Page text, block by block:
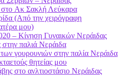
στo Ακ Σακλή Λεύκαρα
(Από την χειρόγραφη
μου)
– Κίνηση Γυναικών Νεράιδας
παλιά Νεράιδα
γουρουνιών στην παλία Νεράιδα
θητείας μου
στο ανλτιοστάσιο Νεράιδας